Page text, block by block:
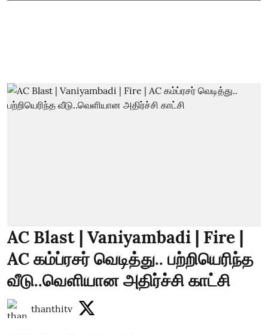
AC Blast | Vaniyambadi | Fire |
AC கம்ப்ரசர் வெடித்து.. பற்றியெரிந்த
வீடு..வெளியான அதிர்ச்சி காட்சி
thanthitv